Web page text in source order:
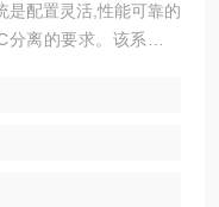
是配置灵活,性能可靠的
离的要求。该系统不